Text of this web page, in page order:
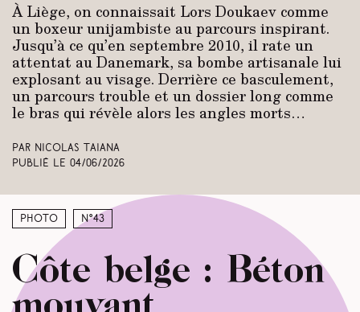
À Liège, on connaissait Lors Doukaev comme
un boxeur unijambiste au parcours inspirant.
Jusqu’à ce qu’en septembre 2010, il rate un
attentat au Danemark, sa bombe artisanale lui
explosant au visage. Derrière ce basculement,
un parcours trouble et un dossier long comme
le bras qui révèle alors les angles morts…
Par Nicolas Taiana
Publié le 04/06/2026
Photo N°43
Côte belge : Béton
mouvant